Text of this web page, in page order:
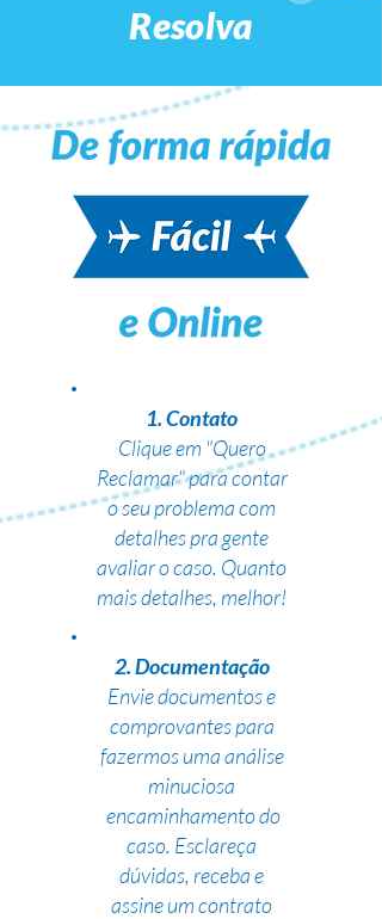
Resolva
1. Contato
Clique em "Quero
Reclamar" para contar
o seu problema com
detalhes pra gente
avaliar o caso. Quanto
mais detalhes, melhor!
2. Documentação
Envie documentos e
comprovantes para
fazermos uma análise
minuciosa
encaminhamento do
caso. Esclareça
dúvidas, receba e
assine um contrato